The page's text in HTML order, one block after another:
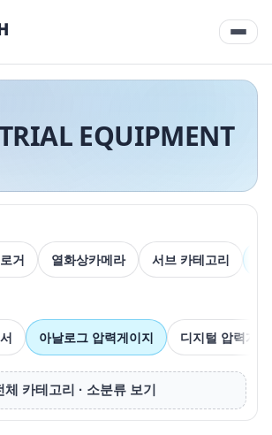
EQUIPMENT
거 열화상카메라 서브 카테고리
아날로그 압력게이지 디지털 압력게
체 카테고리 · 소분류 보기